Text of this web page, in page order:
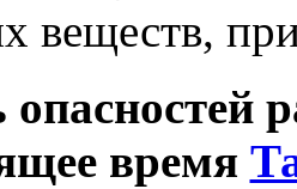
веществ,
время